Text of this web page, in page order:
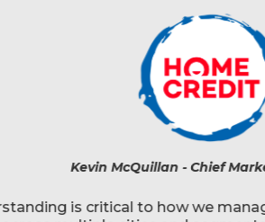
Kevin McQuillan - Chief
is critical to how we